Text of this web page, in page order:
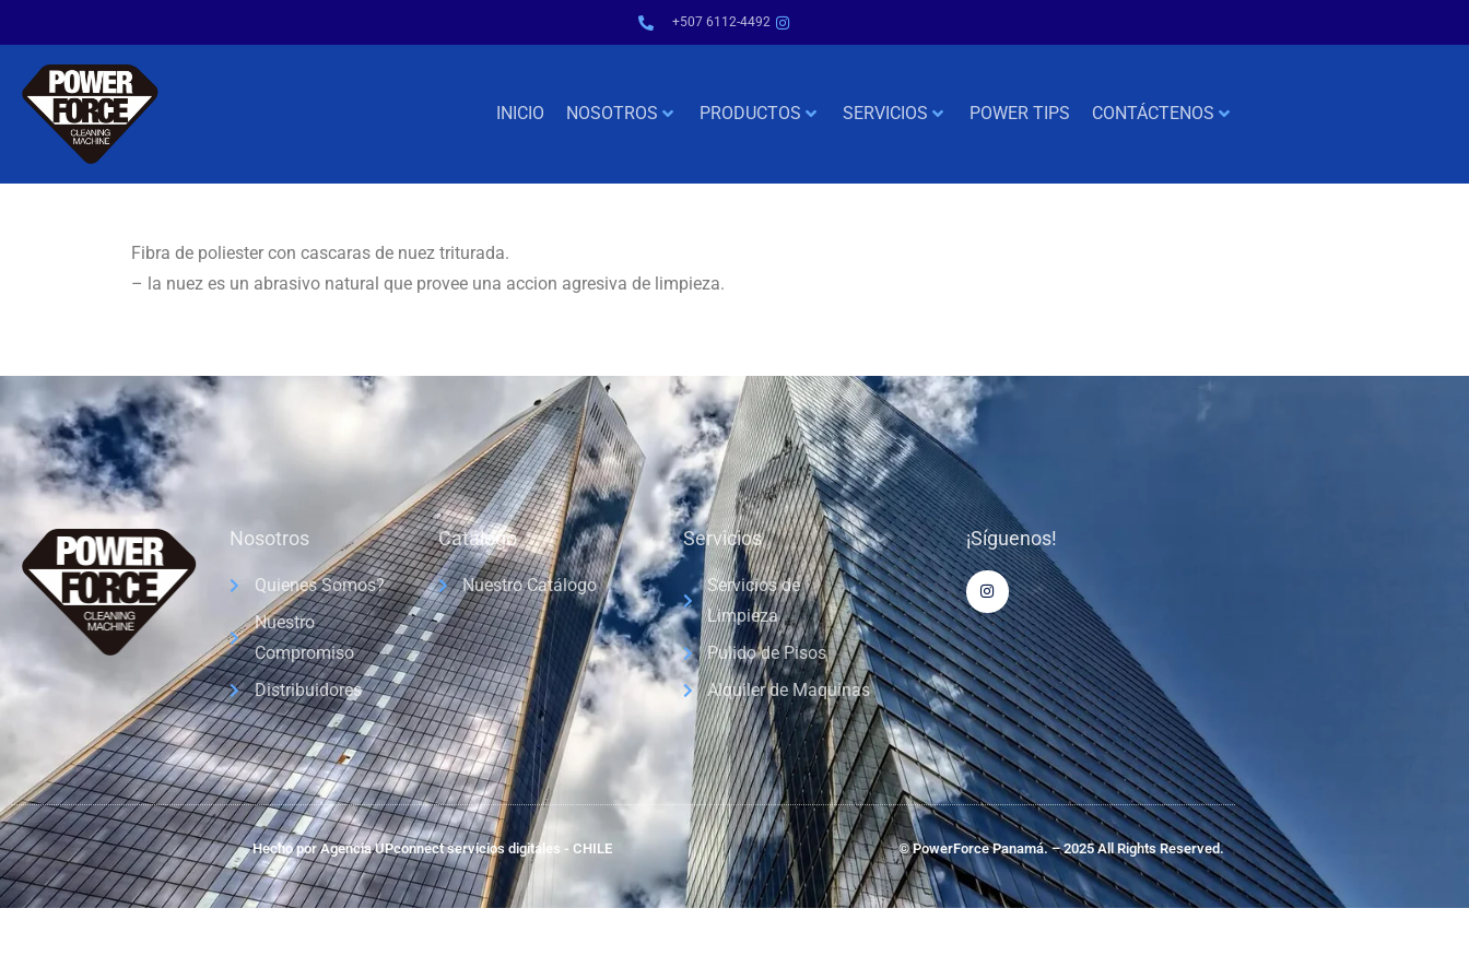
+507 6112-4492
INICIO NOSOTROS PRODUCTOS SERVICIOS POWER TIPS CONTÁCTENOS
Fibra de poliester con cascaras de nuez triturada.
– la nuez es un abrasivo natural que provee una accion agresiva de limpieza.
Nosotros
Quienes Somos?
Nuestro
Compromiso
Distribuidores
Catálogo
Nuestro Catálogo
Servicios
Servicios de
Limpieza
Pulido de Pisos
Alquiler de Maquinas
¡Síguenos!
Hecho por Agencia UPconnect servicios digitales - CHILE © PowerForce Panamá. – 2025 All Rights Reserved.